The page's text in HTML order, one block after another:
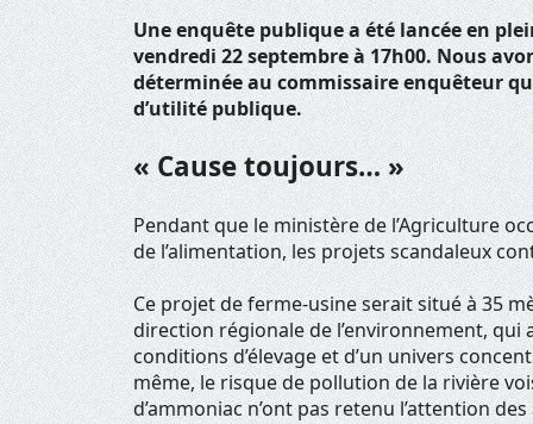
Une enquête publique a été lancée en
vendredi 22 septembre à 17h00. Nous
déterminée au commissaire enquêteur
d’utilité publique.
« Cause toujours… »
Pendant que le ministère de l’Agriculture
de l’alimentation, les projets scandaleux
Ce projet de ferme-usine serait situé à 35
direction régionale de l’environnement, qui
conditions d’élevage et d’un univers
même, le risque de pollution de la rivière
d’ammoniac n’ont pas retenu l’attention